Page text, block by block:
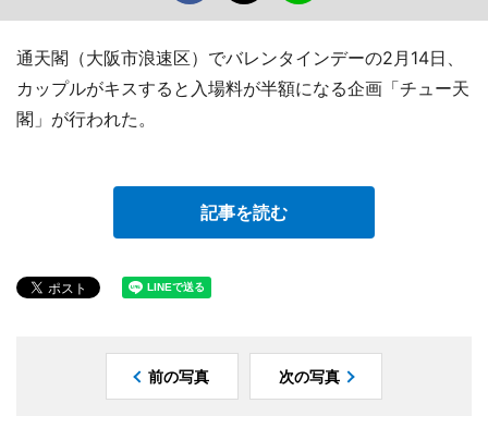
通天閣（大阪市浪速区）でバレンタインデーの2月14日、
カップルがキスすると入場料が半額になる企画「チュー天
閣」が行われた。
記事を読む
前の写真 次の写真